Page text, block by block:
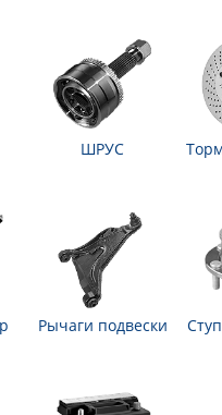
ШРУС
Рычаги подвески